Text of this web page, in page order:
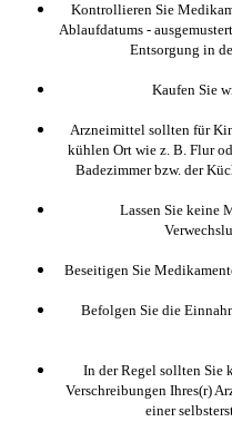
Kontrollieren Sie
Ablaufdatums -
Entsorgung in
Kaufen Sie
Arzneimittel sollten für
kühlen Ort wie z. B. Flur
Badezimmer bzw. der
Lassen Sie keine
Beseitigen Sie
Befolgen Sie die
In der Regel sollten Sie
Verschreibungen Ihres(r)
einer